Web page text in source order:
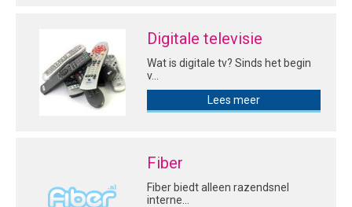
Digitale televisie
Wat is digitale tv? Sinds het begin
v...
Lees meer
Fiber
Fiber biedt alleen razendsnel
interne...